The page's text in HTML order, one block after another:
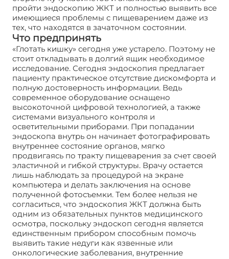
пройти эндоскопию ЖКТ и полностью выявить все
имеющиеся проблемы с пищеварением даже из
тех, что находятся в зачаточном состоянии.
Что предпринять
«Глотать кишку» сегодня уже устарело. Поэтому не
стоит откладывать в долгий ящик необходимое
исследование. Сегодня эндоскопия предлагает
пациенту практическое отсутствие дискомфорта и
полную достоверность информации. Ведь
современное оборудование оснащено
высокоточной цифровой технологией, а также
системами визуального контроля и
осветительными приборами. При попадании
эндоскопа внутрь он начинает фотографировать
внутреннее состояние органов, мягко
продвигаясь по тракту пищеварения за счет своей
эластичной и гибкой структуры. Врачу остается
лишь наблюдать за процедурой на экране
компьютера и делать заключения на основе
полученной фотосъемки. Тем более нельзя не
согласиться, что эндоскопия ЖКТ должна быть
одним из обязательных пунктов медицинского
осмотра, поскольку эндоскоп сегодня является
единственным прибором способным помочь
выявить такие недуги как язвенные или
онкологические заболевания, внутренние